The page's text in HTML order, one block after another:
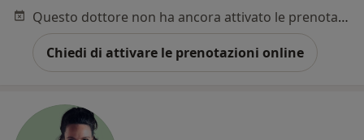
Questo dottore non ha ancora attivato le prenotazioni online presso questo indirizzo.
Chiedi di attivare le prenotazioni online